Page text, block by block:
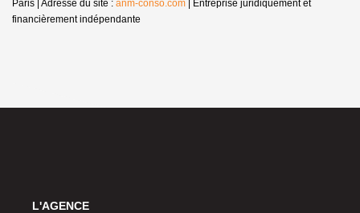
Paris | Adresse du site : anm-conso.com | Entreprise juridiquement et
financièrement indépendante
L'AGENCE